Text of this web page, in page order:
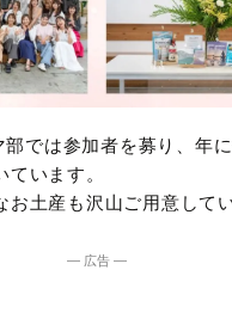
では参加者を募り、年
います。
お土産も沢山ご用意して
― 広告 ―